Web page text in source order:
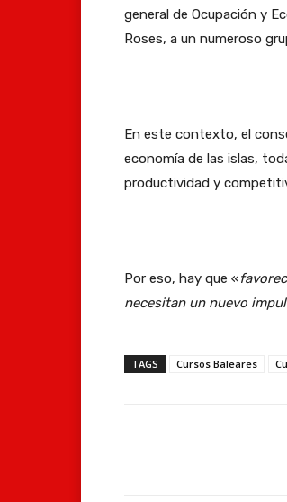
general de Ocupación y
Roses, a un numeroso
En este contexto, el
economía de las islas,
productividad y
Por eso, hay que «
necesitan un nuevo
TAGS Cursos Baleares